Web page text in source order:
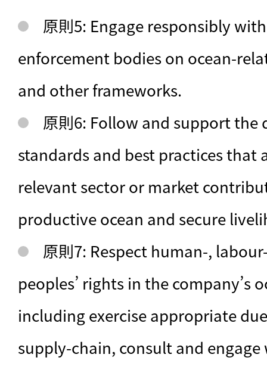
原則5: Engage responsibly
enforcement bodies on ocean-
and other frameworks.
原則6: Follow and support the
standards and best practices that
relevant sector or market
productive ocean and secure
原則7: Respect human-,
peoples’ rights in the company’s
including exercise appropriate
supply-chain, consult and